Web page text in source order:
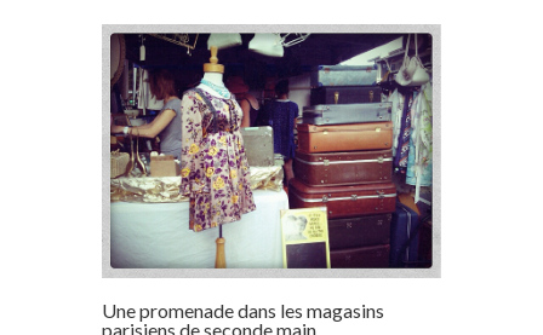
Une promenade dans les magasins
parisiens de seconde main